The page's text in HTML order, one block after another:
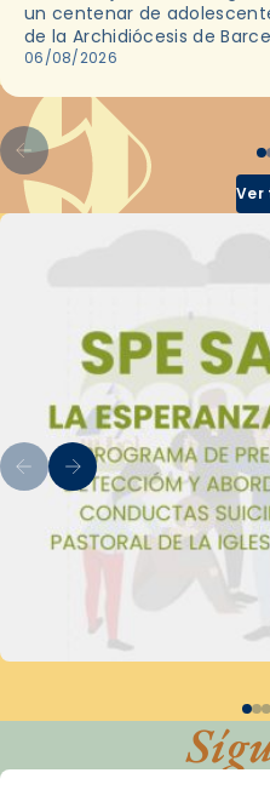
un centenar de
de la Archidiócesis de
en las convivencias Be
06/08/2026
Ver